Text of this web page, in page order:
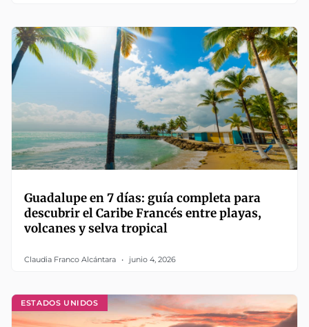
Guadalupe en 7 días: guía completa para
descubrir el Caribe Francés entre playas,
volcanes y selva tropical
Claudia Franco Alcántara junio 4, 2026
ESTADOS UNIDOS